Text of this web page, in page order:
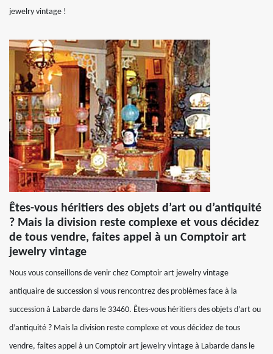
jewelry vintage !
Êtes-vous héritiers des objets d’art ou d’antiquité
? Mais la division reste complexe et vous décidez
de tous vendre, faites appel à un Comptoir art
jewelry vintage
Nous vous conseillons de venir chez Comptoir art jewelry vintage
antiquaire de succession si vous rencontrez des problèmes face à la
succession à Labarde dans le 33460. Êtes-vous héritiers des objets d’art ou
d’antiquité ? Mais la division reste complexe et vous décidez de tous
vendre, faites appel à un Comptoir art jewelry vintage à Labarde dans le